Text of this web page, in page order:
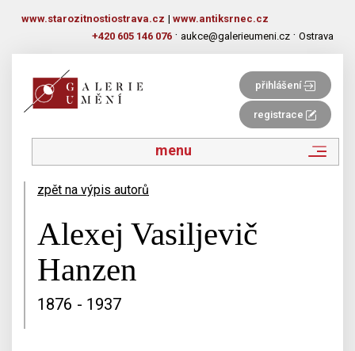
www.starozitnostiostrava.cz | www.antiksrnec.cz
+420 605 146 076 · aukce@galerieumeni.cz · Ostrava
přihlášení
registrace
menu
zpět na výpis autorů
Alexej Vasiljevič
Hanzen
1876 - 1937